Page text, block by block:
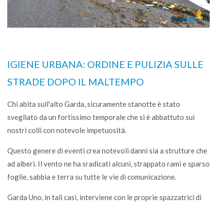
IGIENE URBANA: ORDINE E PULIZIA SULLE
STRADE DOPO IL MALTEMPO
Chi abita sull'alto Garda, sicuramente stanotte è stato
svegliato da un fortissimo temporale che si è abbattuto sui
nostri colli con notevole impetuosità.
Questo genere di eventi crea notevoli danni sia a strutture che
ad alberi. Il vento ne ha sradicati alcuni, strappato rami e sparso
foglie, sabbia e terra su tutte le vie di comunicazione.
Garda Uno, in tali casi, interviene con le proprie spazzatrici di